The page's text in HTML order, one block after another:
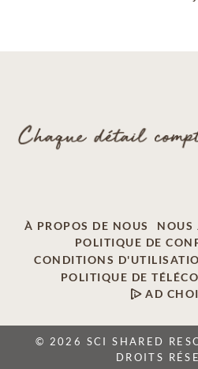
À PROPOS DE NOUS NOUS
POLITIQUE DE
CONDITIONS
POLITIQUE DE
AD
© 2026 SCI SHARED
DROITS